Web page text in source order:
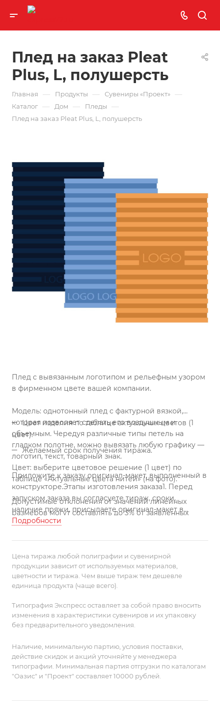
Плед на заказ Pleat
Plus, L, полушерсть
Главная — Продукты — Сувениры «Проект» —
Каталог — Дом — Пледы —
Плед на заказ Pleat Plus, L, полушерсть
Плед с вывязанным логотипом и рельефным узором
в фирменном цвете вашей компании.
Модель: однотонный плед с фактурной вязкой,
которая позволяет сделать его воздушным и
объемным. Чередуя различные типы петель на
гладком полотне, можно вывязать любую графику —
логотип, текст, товарный знак.
Цвет: выберите цветовое решение (1 цвет) по
таблице «Актуальные цвета нитей» (на фото).
Допустимые отклонения от значений линейных
размеров могут составлять до 3% от заявленных
параметров (ГОСТ 51554-99).
Отправляя запрос, укажите в поле «Примечание»
формы заказа следующие данные.
Цвет изделия по таблице актуальных цветов (1
цвет).
Желаемый срок получения тиража.
Приложите к заказу оригинал-макет, выполненный в
конструкторе.Этапы изготовления заказа1. Перед
запуском заказа вы согласуете тираж, сроки,
наличие пряжи, присылаете оригинал-макет в
векторном формате.
утверждаем созданный программой рисунок в
петлях и вяжем тираж.3. Принимаем готовый заказ
на склад, проверяем, упаковываем и передаем в
доставку. С 10 января по 30 сентября включительно
вы можете заказать изготовление сигнального
Подробности
Цена тиража любой полиграфии и сувенирной
продукции зависит от используемых материалов,
цветности и тиража. Чем выше тираж тем дешевле
единица продукта (чаще всего).
Типография Экспресс оставляет за собой право вносить
изменения в характеристики сувениров и их упаковку
без предварительного уведомления.
Наличие, минимальную партию, условия поставки,
действие скидок и акций уточняйте у менеджера
типографии. Минимальная партия отгрузки по каталогам
"Оазис" и "Проект" составляет 10000 рублей.